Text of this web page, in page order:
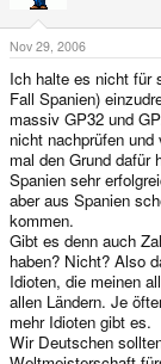
Nov 29, 2006
Ich halte es nicht für
Fall Spanien)
massiv GP32 und
nicht nachprüfen
mal den Grund dafür
Spanien sehr
aber aus Spanien
kommen.
Gibt es denn auch
haben? Nicht? Also
Idioten, die meinen
allen Ländern. Je
mehr Idioten gibt es.
Wir Deutschen